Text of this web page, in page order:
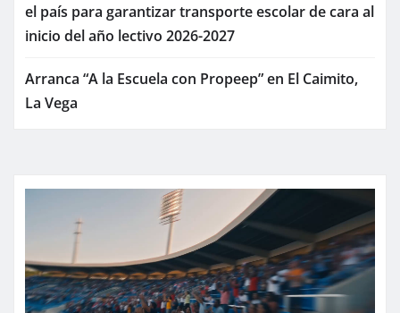
el país para garantizar transporte escolar de cara al
inicio del año lectivo 2026-2027
Arranca “A la Escuela con Propeep” en El Caimito,
La Vega